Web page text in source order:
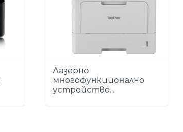
Лазерно
многофункционално
устройство...